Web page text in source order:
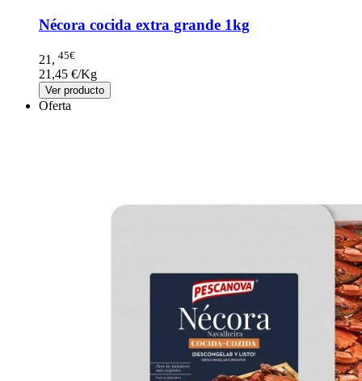
Nécora cocida extra grande 1kg
21 , 45€
21,45 €/Kg
Ver producto
Oferta